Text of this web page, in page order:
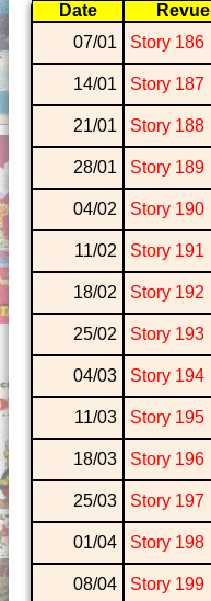
Date Revue
07/01
Story 186
14/01
Story 187
21/01
Story 188
28/01
Story 189
04/02
Story 190
11/02
Story 191
18/02
Story 192
25/02
Story 193
04/03
Story 194
11/03
Story 195
18/03
Story 196
25/03
Story 197
01/04
Story 198
08/04
Story 199